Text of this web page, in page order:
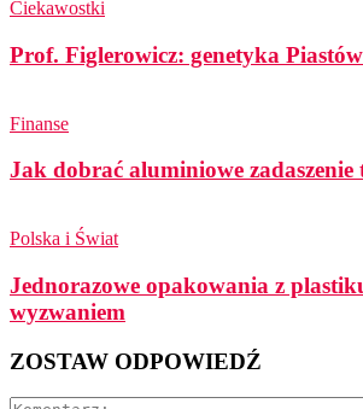
Ciekawostki
Prof. Figlerowicz: genetyka
Finanse
Jak dobrać aluminiowe zadaszenie
Polska i Świat
Jednorazowe opakowania z
wyzwaniem
ZOSTAW ODPOWIEDŹ